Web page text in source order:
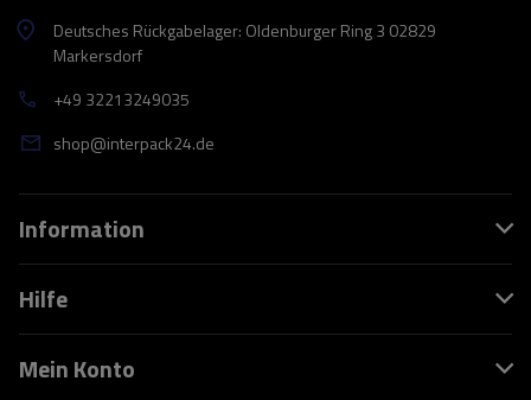
Deutsches Rückgabelager: Oldenburger Ring 3 02829
Markersdorf
+49 32213249035
shop@interpack24.de
Information
Hilfe
Mein Konto